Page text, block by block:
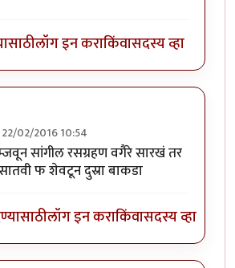
लॉग इन कराकिंवासदस्य व्हा
22/02/2016 10:54
+११byप्राची अश्विनी
सांगील रसग्रहण वगैरे सारखं तर
फ शेवटून दुस्रा बाकडा
लॉग इन कराकिंवासदस्य व्हा